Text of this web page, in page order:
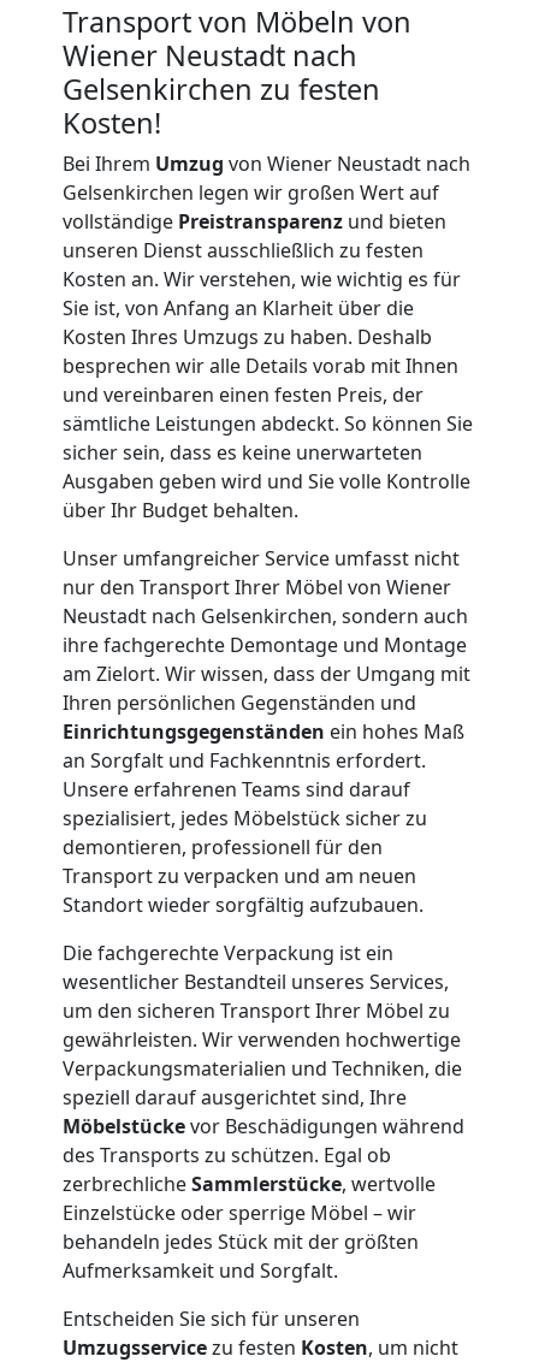
Transport von Möbeln von
Wiener Neustadt nach
Gelsenkirchen zu festen
Kosten!
Bei Ihrem Umzug von Wiener Neustadt nach
Gelsenkirchen legen wir großen Wert auf
vollständige Preistransparenz und bieten
unseren Dienst ausschließlich zu festen
Kosten an. Wir verstehen, wie wichtig es für
Sie ist, von Anfang an Klarheit über die
Kosten Ihres Umzugs zu haben. Deshalb
besprechen wir alle Details vorab mit Ihnen
und vereinbaren einen festen Preis, der
sämtliche Leistungen abdeckt. So können Sie
sicher sein, dass es keine unerwarteten
Ausgaben geben wird und Sie volle Kontrolle
über Ihr Budget behalten.
Unser umfangreicher Service umfasst nicht
nur den Transport Ihrer Möbel von Wiener
Neustadt nach Gelsenkirchen, sondern auch
ihre fachgerechte Demontage und Montage
am Zielort. Wir wissen, dass der Umgang mit
Ihren persönlichen Gegenständen und
Einrichtungsgegenständen ein hohes Maß
an Sorgfalt und Fachkenntnis erfordert.
Unsere erfahrenen Teams sind darauf
spezialisiert, jedes Möbelstück sicher zu
demontieren, professionell für den
Transport zu verpacken und am neuen
Standort wieder sorgfältig aufzubauen.
Die fachgerechte Verpackung ist ein
wesentlicher Bestandteil unseres Services,
um den sicheren Transport Ihrer Möbel zu
gewährleisten. Wir verwenden hochwertige
Verpackungsmaterialien und Techniken, die
speziell darauf ausgerichtet sind, Ihre
Möbelstückevor Beschädigungen während
des Transports zu schützen. Egal ob
zerbrechlicheSammlerstücke, wertvolle
Einzelstücke oder sperrige Möbel – wir
behandeln jedes Stück mit der größten
Aufmerksamkeit und Sorgfalt.
Entscheiden Sie sich für unseren
Umzugsservicezu festen Kosten, um nicht
Tresortransport
Wiener
Neustadt
Umzug
für
Senioren
Wiener
Neustadt
Fernumzug
Wiener
Neustadt
Firmenumzug
Wiener
Neustadt
Büroumzug
Wiener
Neustadt